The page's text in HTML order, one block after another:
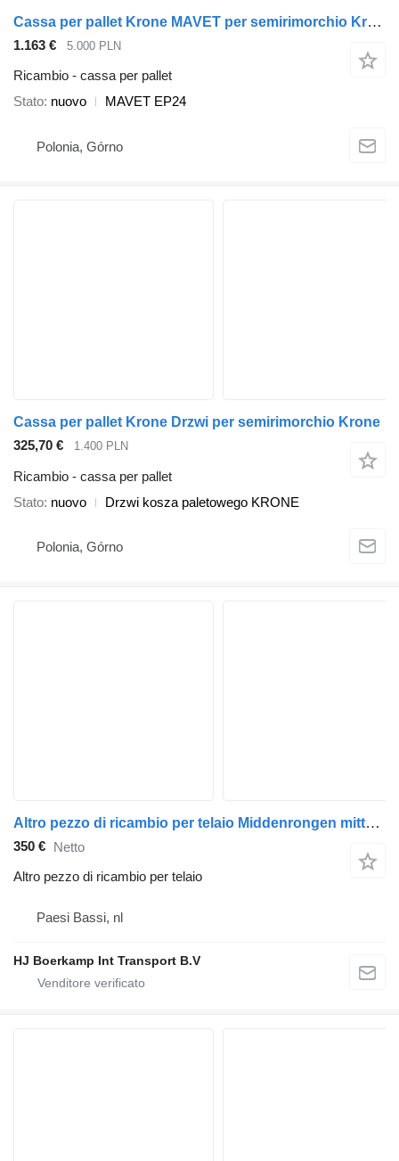
Cassa per pallet Krone MAVET per semirimorchio Krone
1.163 € 5.000 PLN
Ricambio - cassa per pallet
Stato nuovo MAVET EP24
Polonia, Górno
Cassa per pallet Krone Drzwi per semirimorchio Krone
325,70 €
1.400 PLN
Ricambio - cassa per pallet
Stato nuovo Drzwi kosza paletowego KRONE
Polonia, Górno
Altro pezzo di ricambio per telaio Middenrongen mittelrungen middle post per semirimorchio Krone sd
350 € Netto
Altro pezzo di ricambio per telaio
Paesi Bassi, nl
HJ Boerkamp Int Transport B.V